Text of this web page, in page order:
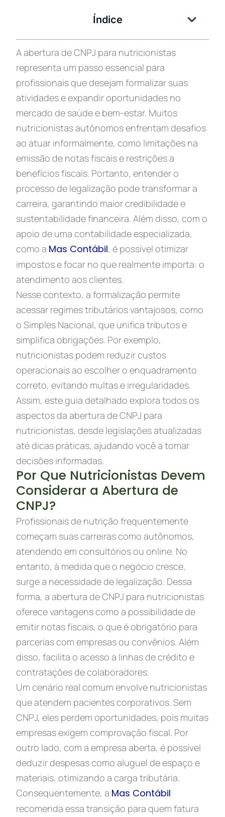
Índice
A abertura de CNPJ para nutricionistas
representa um passo essencial para
profissionais que desejam formalizar suas
atividades e expandir oportunidades no
mercado de saúde e bem-estar. Muitos
nutricionistas autônomos enfrentam desafios
ao atuar informalmente, como limitações na
emissão de notas fiscais e restrições a
benefícios fiscais. Portanto, entender o
processo de legalização pode transformar a
carreira, garantindo maior credibilidade e
sustentabilidade financeira. Além disso, com o
apoio de uma contabilidade especializada,
como a Mas Contábil, é possível otimizar
impostos e focar no que realmente importa: o
atendimento aos clientes.
Nesse contexto, a formalização permite
acessar regimes tributários vantajosos, como
o Simples Nacional, que unifica tributos e
simplifica obrigações. Por exemplo,
nutricionistas podem reduzir custos
operacionais ao escolher o enquadramento
correto, evitando multas e irregularidades.
Assim, este guia detalhado explora todos os
aspectos da abertura de CNPJ para
nutricionistas, desde legislações atualizadas
até dicas práticas, ajudando você a tomar
decisões informadas.
Por Que Nutricionistas Devem
Considerar a Abertura de
CNPJ?
Profissionais de nutrição frequentemente
começam suas carreiras como autônomos,
atendendo em consultórios ou online. No
entanto, à medida que o negócio cresce,
surge a necessidade de legalização. Dessa
forma, a abertura de CNPJ para nutricionistas
oferece vantagens como a possibilidade de
emitir notas fiscais, o que é obrigatório para
parcerias com empresas ou convênios. Além
disso, facilita o acesso a linhas de crédito e
contratações de colaboradores.
Um cenário real comum envolve nutricionistas
que atendem pacientes corporativos. Sem
CNPJ, eles perdem oportunidades, pois muitas
empresas exigem comprovação fiscal. Por
outro lado, com a empresa aberta, é possível
deduzir despesas como aluguel de espaço e
materiais, otimizando a carga tributária.
Consequentemente, a Mas Contábil
recomenda essa transição para quem fatura